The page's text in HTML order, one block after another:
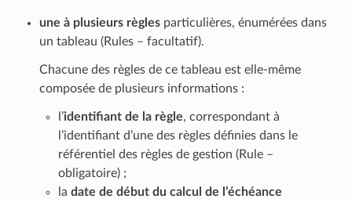
une à plusieurs règlesparticulières, énumérées dans
un tableau (Rules – facultatif).
Chacune des règles de ce tableau est elle-même
composée de plusieurs informations :
l’identifiant de la règle, correspondant à
l’identifiant d’une des règles définies dans le
référentiel des règles de gestion (Rule –
obligatoire) ;
la date de début du calcul de l’échéance